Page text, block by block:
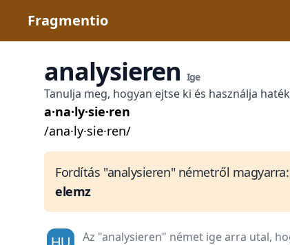
Fragmentio
analysierenIge
Tanulja meg, hogyan ejtse ki és használja
a·na·ly·sie·ren
/ana·ly·sie·ren/
Fordítás "analysieren" németről magyarra:
elemz
Az "analysieren" német ige arra utal,